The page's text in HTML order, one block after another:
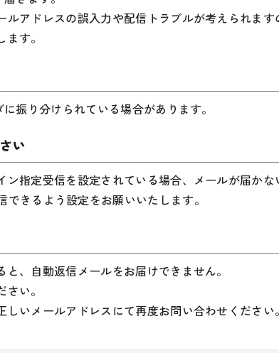
アドレスの誤入力や配信トラブルが考えられます
す。
振り分けられている場合があります。
い
指定受信を設定されている場合、メールが届かな
きるよう設定をお願いいたします。
、自動返信メールをお届けできません。
い。
いメールアドレスにて再度お問い合わせください。